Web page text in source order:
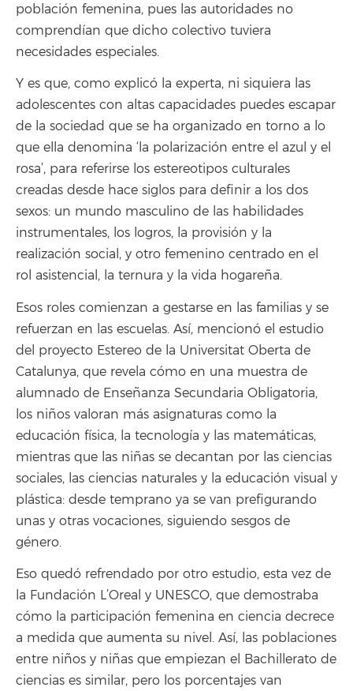
población femenina, pues las autoridades no
comprendían que dicho colectivo tuviera
necesidades especiales.
Y es que, como explicó la experta, ni siquiera las
adolescentes con altas capacidades puedes escapar
de la sociedad que se ha organizado en torno a lo
que ella denomina ‘la polarización entre el azul y el
rosa’, para referirse los estereotipos culturales
creadas desde hace siglos para definir a los dos
sexos: un mundo masculino de las habilidades
instrumentales, los logros, la provisión y la
realización social, y otro femenino centrado en el
rol asistencial, la ternura y la vida hogareña.
Esos roles comienzan a gestarse en las familias y se
refuerzan en las escuelas. Así, mencionó el estudio
del proyecto Estereo de la Universitat Oberta de
Catalunya, que revela cómo en una muestra de
alumnado de Enseñanza Secundaria Obligatoria,
los niños valoran más asignaturas como la
educación física, la tecnología y las matemáticas,
mientras que las niñas se decantan por las ciencias
sociales, las ciencias naturales y la educación visual y
plástica: desde temprano ya se van prefigurando
unas y otras vocaciones, siguiendo sesgos de
género.
Eso quedó refrendado por otro estudio, esta vez de
la Fundación L’Oreal y UNESCO, que demostraba
cómo la participación femenina en ciencia decrece
a medida que aumenta su nivel. Así, las poblaciones
entre niños y niñas que empiezan el Bachillerato de
ciencias es similar, pero los porcentajes van